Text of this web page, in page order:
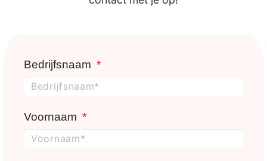
Bedrijfsnaam
Voornaam